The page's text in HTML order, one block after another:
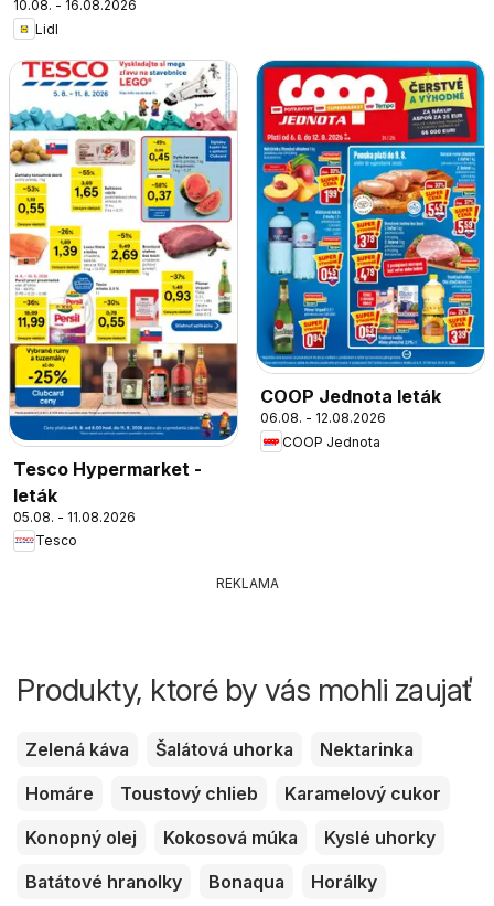
10.08. - 16.08.2026
Lidl
Tesco Hypermarket -
leták
05.08. - 11.08.2026
Tesco
COOP Jednota leták
06.08. - 12.08.2026
COOP Jednota
REKLAMA
Produkty, ktoré by vás mohli zaujať
Zelená káva Šalátová uhorka
Nektarinka
Homáre
Toustový chlieb
Karamelový cukor
Konopný olej
Kokosová múka
Kyslé uhorky
Batátové hranolky
Bonaqua
Horálky